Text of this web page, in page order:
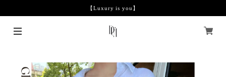
【Luxury is you】